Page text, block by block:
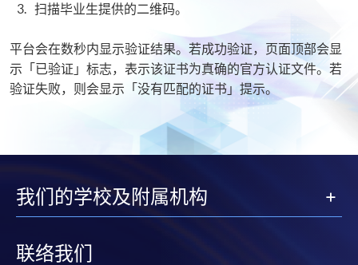
扫描毕业生提供的二维码。
平台会在数秒内显示验证结果。若成功验证，页面顶部会显
示「已验证」标志，表示该证书为真确的官方认证文件。若
验证失败，则会显示「没有匹配的证书」提示。
我们的学校及附属机构
联络我们